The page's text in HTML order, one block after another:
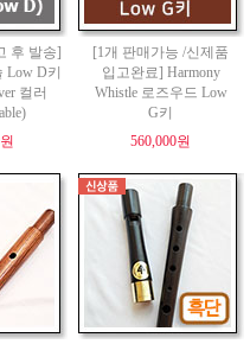
후 발송]
Low D키
컬러
[1개 판매가능 /신제품
입고완료] Harmony
Whistle 로즈우드 Low
G키
560,000원